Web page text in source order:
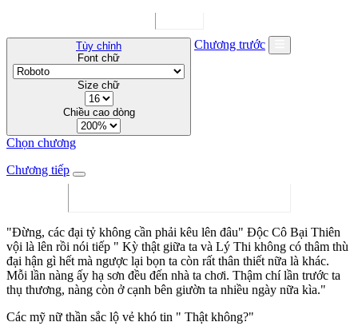
Tùy chỉnh
Font chữ
Size chữ
Chiều cao dòng
Chương trước
Chọn chương
Chương tiếp
"Đừng, các đại tỷ không cần phải kêu lên đâu" Độc Cô Bại Thiên
vội là lên rồi nói tiếp " Kỳ thật giữa ta và Lý Thi không có thâm thù
đại hận gì hết mà ngược lại bọn ta còn rất thân thiết nữa là khác.
Mỗi lần nàng ấy hạ sơn đều đến nhà ta chơi. Thậm chí lần trước ta
thụ thương, nàng còn ở cạnh bên giườn ta nhiều ngày nữa kìa."
Các mỹ nữ thần sắc lộ vẻ khó tin " Thật không?"